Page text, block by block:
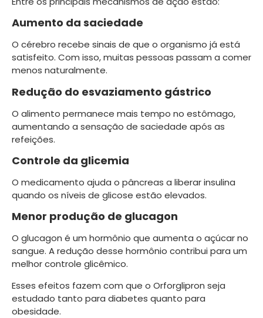
Aumento da saciedade
O cérebro recebe sinais de que o organismo já está
satisfeito. Com isso, muitas pessoas passam a comer
menos naturalmente.
Redução do esvaziamento gástrico
O alimento permanece mais tempo no estômago,
aumentando a sensação de saciedade após as
refeições.
Controle da glicemia
O medicamento ajuda o pâncreas a liberar insulina
quando os níveis de glicose estão elevados.
Menor produção de glucagon
O glucagon é um hormônio que aumenta o açúcar no
sangue. A redução desse hormônio contribui para um
melhor controle glicêmico.
Esses efeitos fazem com que o Orforglipron seja
estudado tanto para diabetes quanto para
obesidade.